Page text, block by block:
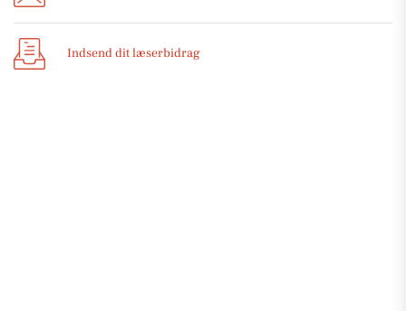
Indsend dit læserbidrag